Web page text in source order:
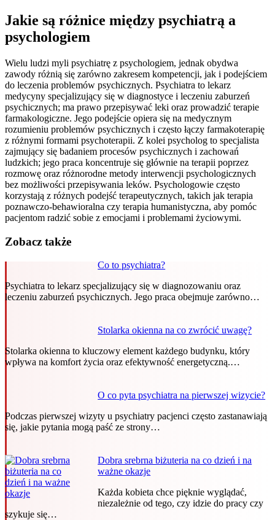
Jakie są różnice między psychiatrą a
psychologiem
Wielu ludzi myli psychiatrę z psychologiem, jednak obydwa
zawody różnią się zarówno zakresem kompetencji, jak i podejściem
do leczenia problemów psychicznych. Psychiatra to lekarz
medycyny specjalizujący się w diagnostyce i leczeniu zaburzeń
psychicznych; ma prawo przepisywać leki oraz prowadzić terapie
farmakologiczne. Jego podejście opiera się na medycznym
rozumieniu problemów psychicznych i często łączy farmakoterapię
z różnymi formami psychoterapii. Z kolei psycholog to specjalista
zajmujący się badaniem procesów psychicznych i zachowań
ludzkich; jego praca koncentruje się głównie na terapii poprzez
rozmowę oraz różnorodne metody interwencji psychologicznych
bez możliwości przepisywania leków. Psychologowie często
korzystają z różnych podejść terapeutycznych, takich jak terapia
poznawczo-behawioralna czy terapia humanistyczna, aby pomóc
pacjentom radzić sobie z emocjami i problemami życiowymi.
Zobacz także
Co to psychiatra?
Psychiatra to lekarz specjalizujący się w diagnozowaniu oraz
leczeniu zaburzeń psychicznych. Jego praca obejmuje zarówno…
Stolarka okienna na co zwrócić uwagę?
Stolarka okienna to kluczowy element każdego budynku, który
wpływa na komfort życia oraz efektywność energetyczną.…
O co pyta psychiatra na pierwszej wizycie?
Podczas pierwszej wizyty u psychiatry pacjenci często zastanawiają
się, jakie pytania mogą paść ze strony…
Dobra srebrna biżuteria na co dzień i na
ważne okazje
Każda kobieta chce pięknie wyglądać,
niezależnie od tego, czy idzie do pracy czy
szykuje się…